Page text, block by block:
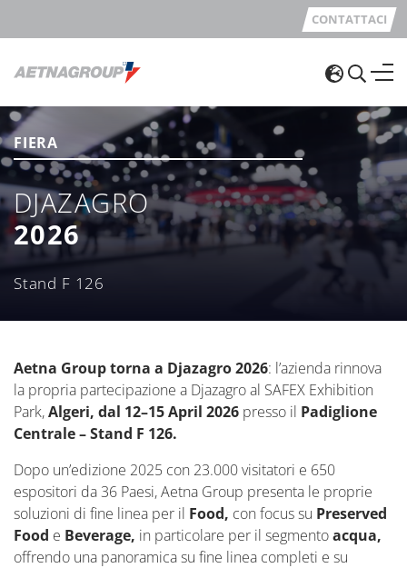
CONTATTACI
FIERA
DJAZAGRO
2026
Stand F 126
Aetna Group torna a Djazagro 2026: l’azienda rinnova
la propria partecipazione a Djazagro al SAFEX Exhibition
Park,Algeri, dal 12–15 April 2026 presso il Padiglione
Centrale – Stand F 126.
Dopo un’edizione 2025 con 23.000 visitatori e 650
espositori da 36 Paesi, Aetna Group presenta le proprie
soluzioni di fine linea per il Food, con focus su Preserved
Food e Beverage, in particolare per il segmentoacqua,
offrendo una panoramica su fine linea completi e su